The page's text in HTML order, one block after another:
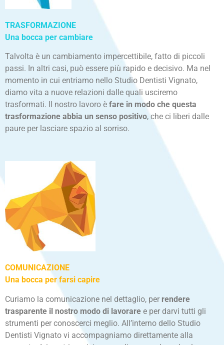
TRASFORMAZIONE
Una bocca per cambiare
Talvolta è un cambiamento impercettibile, fatto di piccoli
passi. In altri casi, può essere più rapido e decisivo. Ma nel
momento in cui entriamo nello Studio Dentisti Vignato,
diamo vita a nuove relazioni dalle quali usciremo
trasformati. Il nostro lavoro è fare in modo che questa
trasformazione abbia un senso positivo, che ci liberi dalle
paure per lasciare spazio al sorriso.
COMUNICAZIONE
Una bocca per farsi capire
Curiamo la comunicazione nel dettaglio, per rendere
trasparente il nostro modo di lavorare e per darvi tutti gli
strumenti per conoscerci meglio. All’interno dello Studio
Dentisti Vignato vi accompagniamo direttamente alla